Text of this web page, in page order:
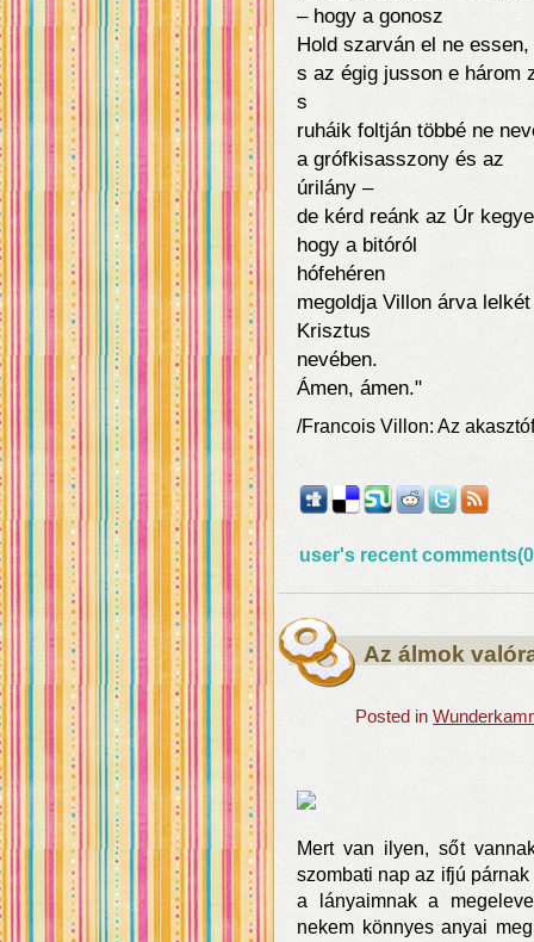
– hogy a gonosz
Hold szarván el ne essen,
s az égig jusson e három
s
ruháik foltján többé ne
a grófkisasszony és az
úrilány –
de kérd reánk az Úr
hogy a bitóról
hófehéren
megoldja Villon árva lelkét
Krisztus
nevében.
Ámen, ámen."
/Francois Villon: Az
user's recent
Az álmok
Posted in
Mert van ilyen, sőt
szombati nap az ifjú
a lányaimnak a
nekem könnyes anyai